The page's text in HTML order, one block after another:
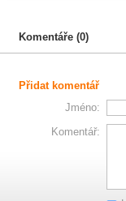
Komentáře (0)
Přidat komentář
Jméno:
Komentář: